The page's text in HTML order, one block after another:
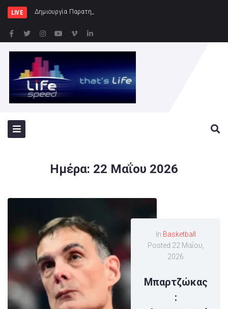
LIVE Δημιουργία Παρατηρητηρίου Έργων στην Περιφ
Ημέρα: 22 Μαΐου 2026
In Basketball
Posted 22 Μαΐου,
2026
Μπαρτζώκας
: